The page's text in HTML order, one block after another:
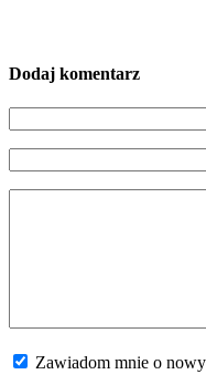
Dodaj komentarz
Zawiadom mnie o